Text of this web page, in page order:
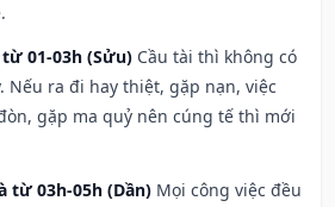
01-03h (Sửu) Cầu tài thì không có
Nếu ra đi hay thiệt, gặp nạn, việc
gặp ma quỷ nên cúng tế thì mới
từ 03h-05h (Dần) Mọi công việc đều